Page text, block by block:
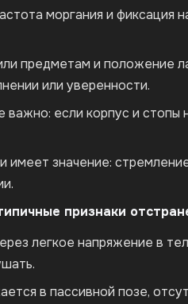
моргания и фиксация
предметам и положение
или уверенности.
если корпус и стопы
значение:
признаки
легкое напряжение в
в пассивной позе,